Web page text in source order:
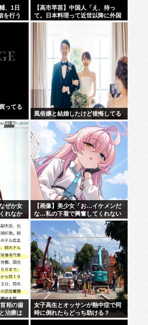
、1日
を行う
【高市早苗】中国人「え、待っ
て。日本料理って近世以降に外国
からパクった物ばっかじゃね？中
世以前のジャップは何を食べてた
んだよ」
ってる
風俗嬢と結婚したけど後悔してる
ぜか女
れなか
【画像】美少女「お…イケメンだ
な…私の下着で興奮してくれない
かな…」
相の歯
治療は
て行く
女子高生とオッサンが熱中症で同
時に倒れたらどっち助ける？